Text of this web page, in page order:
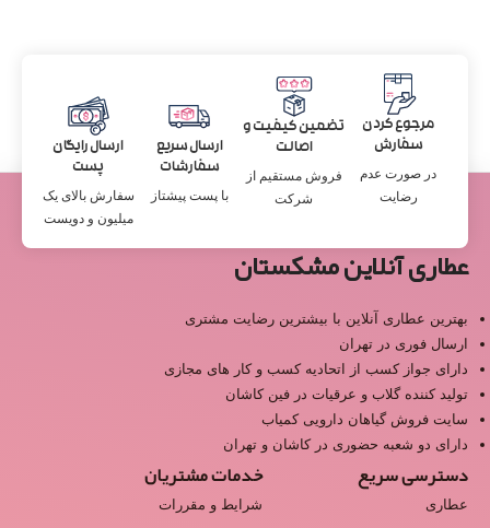
مرجوع کردن
سفارش
در صورت عدم
رضایت
تضمین کیفیت و
اصالت
فروش مستقیم از
شرکت
ارسال سریع
سفارشات
با پست پیشتاز
ارسال رایگان
پست
سفارش بالای یک
میلیون و دویست
عطاری آنلاین مشکستان
بهترین عطاری آنلاین با بیشترین رضایت مشتری
ارسال فوری در تهران
دارای جواز کسب از اتحادیه کسب و کار های مجازی
تولید کننده گلاب و عرقیات در فین کاشان
سایت فروش گیاهان دارویی کمیاب
دارای دو شعبه حضوری در کاشان و تهران
دسترسی سریع
عطاری
خدمات مشتریان
شرایط و مقررات